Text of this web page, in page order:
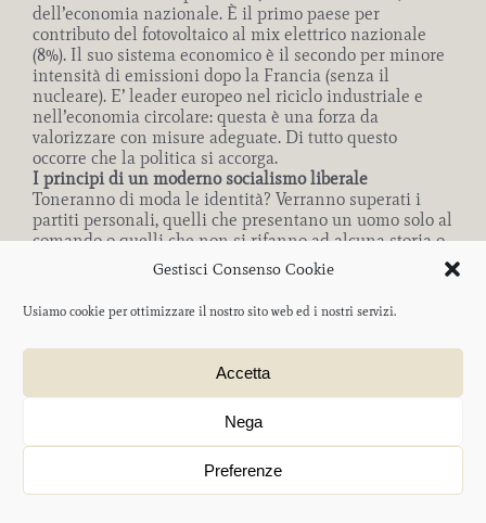
Gestisci Consenso Cookie
Usiamo cookie per ottimizzare il nostro sito web ed i nostri servizi.
Accetta
Nega
Preferenze
dell’economia nazionale. È il primo paese per
contributo del fotovoltaico al mix elettrico nazionale
(8%). Il suo sistema economico è il secondo per minore
intensità di emissioni dopo la Francia (senza il
nucleare). E’ leader europeo nel riciclo industriale e
nell’economia circolare: questa è una forza da
valorizzare con misure adeguate. Di tutto questo
occorre che la politica si accorga.
I principi di un moderno socialismo liberale
Toneranno di moda le identità? Verranno superati i
partiti personali, quelli che presentano un uomo solo al
comando o quelli che non si rifanno ad alcuna storia o
a storie concorrenti in tutta Europa? Oggi sia Carlo
liberali, mentre il Pd appartiene alla famiglia del
socialismo europeo e le formazioni collocate alla sua
sinistra rilanciano una prospettiva legata al socialismo.
Eppure, in Italia, tranne il nostro, non c’è un partito che
si definisce socialista. Perché? Perché, come disse
impronunciabile”? Forse per molti lo é ancora. La falsa
rivoluzione giudiziaria ha provocato il ribaltamento
delle ragioni e dei torti del 1989 e il muro di Berlino é